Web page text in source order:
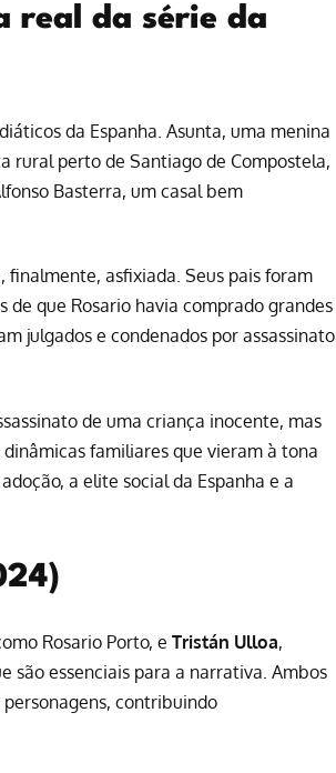
real da série da
da Espanha. Asunta, uma menina
rural perto de Santiago de Compostela,
Basterra, um casal bem
finalmente, asfixiada. Seus pais foram
que Rosario havia comprado grandes
julgados e condenados por assassinato
de uma criança inocente, mas
familiares que vieram à tona
a elite social da Espanha e a
Rosario Porto, e Tristán Ulloa,
são essenciais para a narrativa. Ambos
contribuindo